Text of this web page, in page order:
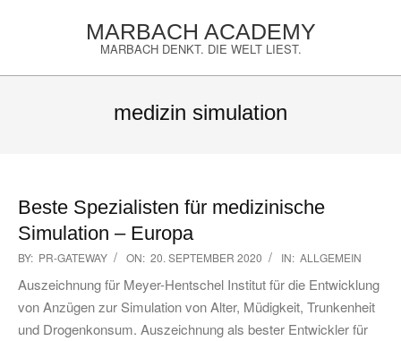
MARBACH ACADEMY
MARBACH DENKT. DIE WELT LIEST.
medizin simulation
Beste Spezialisten für medizinische
Simulation – Europa
2020-
09-
20
BY: PR-GATEWAY ON: 20. SEPTEMBER 2020 IN: ALLGEMEIN
Auszeichnung für Meyer-Hentschel Institut für die Entwicklung
von Anzügen zur Simulation von Alter, Müdigkeit, Trunkenheit
und Drogenkonsum. Auszeichnung als bester Entwickler für